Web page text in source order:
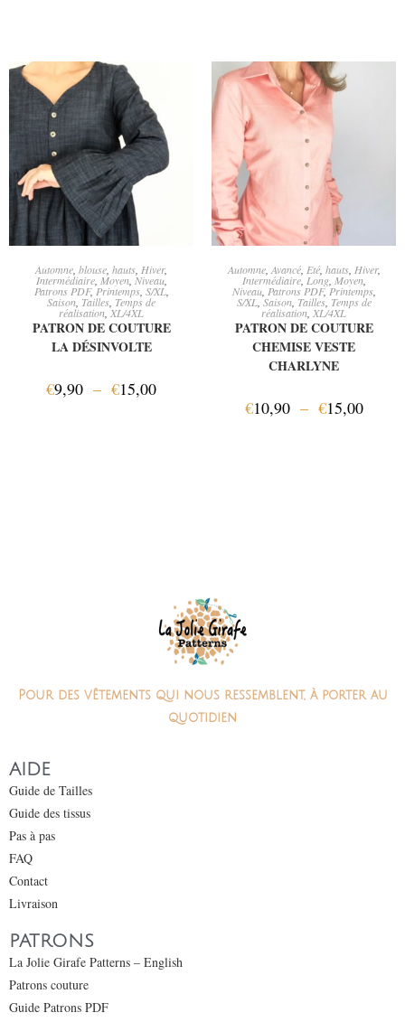
CHOIX DES OPTIONS
Automne blouse hauts Hiver,
Intermédiaire, Moyen, Niveau,
Patrons PDF,Printemps, S/XL,
Saison Tailles Temps de
réalisation ,XL/4XL
PATRON DE COUTURE
LA DÉSINVOLTE
€9,90 – €15,00
CHOIX DES OPTIONS
Automne, Avancé, Eté, hauts, Hiver,
Intermédiaire, Long, Moyen,
Niveau, Patrons PDF,Printemps,
S/XL,Saison, Tailles, Temps de
réalisation XL/4XL
PATRON DE COUTURE
CHEMISE VESTE
CHARLYNE
€10,90 – €15,00
Pour des vêtements qui nous ressemblent, à porter au
quotidien
AIDE
Guide de Tailles
Guide des tissus
Pas à pas
FAQ
Contact
Livraison
PATRONS
La Jolie Girafe Patterns – English
Patrons couture
Guide Patrons PDF